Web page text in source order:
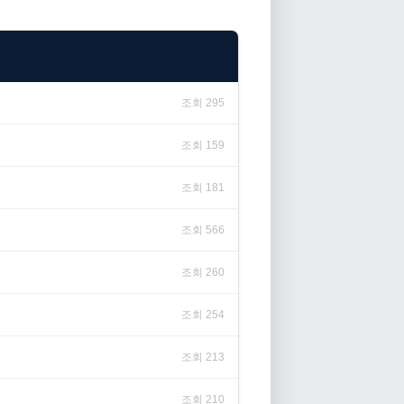
조회 295
조회 159
조회 181
조회 566
조회 260
조회 254
조회 213
조회 210